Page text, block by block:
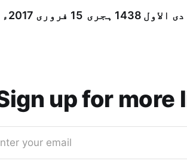
up for more
your email